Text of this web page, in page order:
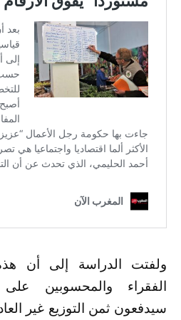
ولفتت الدراسة إلى أن
الفقراء والمحسوبين
سيدفعون ثمن التوزيع غير